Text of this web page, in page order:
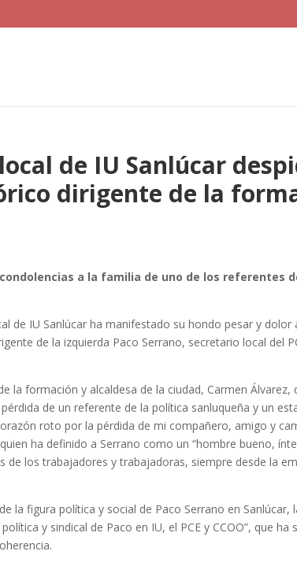
de IU Sanlúcar
dirigente de la
a la familia de uno de los referentes
de IU Sanlúcar ha manifestado su hondo pesar y dolor
de la izquierda Paco Serrano, secretario local del
la formación y alcaldesa de la ciudad, Carmen Álvarez,
de un referente de la política sanluqueña y un
roto por la pérdida de mi compañero, amigo y
ha definido a Serrano como un “hombre bueno,
de los trabajadores y trabajadoras, siempre desde la
la figura política y social de Paco Serrano en Sanlúcar,
y sindical de Paco en IU, el PCE y CCOO”, que